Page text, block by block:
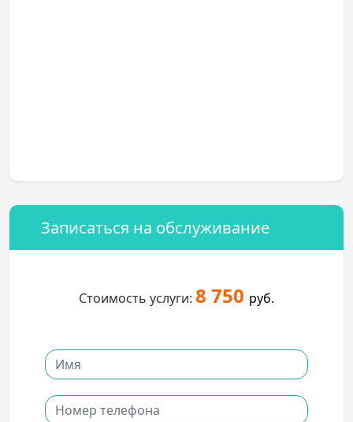
Записаться на обслуживание
Стоимость услуги: 8 750 руб.